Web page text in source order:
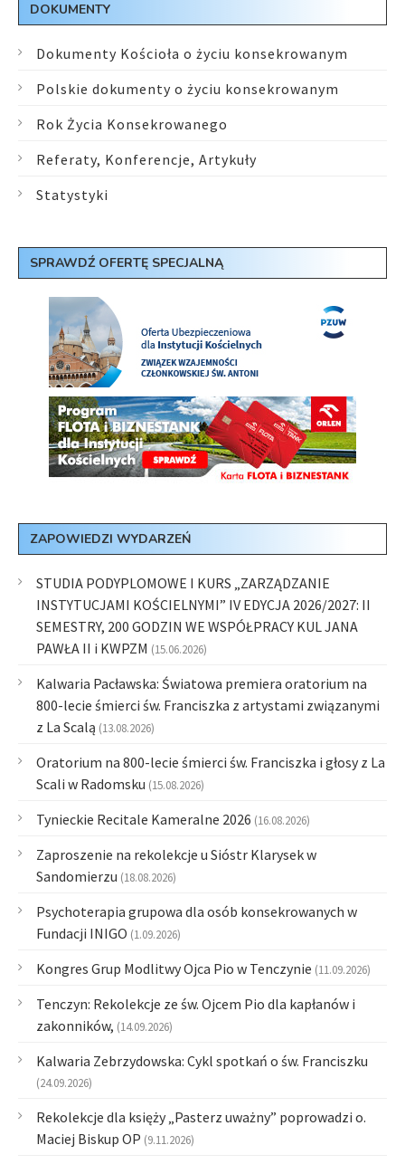
DOKUMENTY
Dokumenty Kościoła o życiu konsekrowanym
Polskie dokumenty o życiu konsekrowanym
Rok Życia Konsekrowanego
Referaty, Konferencje, Artykuły
Statystyki
SPRAWDŹ OFERTĘ SPECJALNĄ
ZAPOWIEDZI WYDARZEŃ
STUDIA PODYPLOMOWE I KURS „ZARZĄDZANIE
INSTYTUCJAMI KOŚCIELNYMI” IV EDYCJA 2026/2027: II
SEMESTRY, 200 GODZIN WE WSPÓŁPRACY KUL JANA
PAWŁA II i KWPZM (15.06.2026)
Kalwaria Pacławska: Światowa premiera oratorium na
800-lecie śmierci św. Franciszka z artystami związanymi
z La Scalą (13.08.2026)
Oratorium na 800-lecie śmierci św. Franciszka i głosy z La
Scali w Radomsku (15.08.2026)
Tynieckie Recitale Kameralne 2026 (16.08.2026)
Zaproszenie na rekolekcje u Sióstr Klarysek w
Sandomierzu (18.08.2026)
Psychoterapia grupowa dla osób konsekrowanych w
Fundacji INIGO (1.09.2026)
Kongres Grup Modlitwy Ojca Pio w Tenczynie (11.09.2026)
Tenczyn: Rekolekcje ze św. Ojcem Pio dla kapłanów i
zakonników, (14.09.2026)
Kalwaria Zebrzydowska: Cykl spotkań o św. Franciszku
(24.09.2026)
Rekolekcje dla księży „Pasterz uważny” poprowadzi o.
Maciej Biskup OP (9.11.2026)